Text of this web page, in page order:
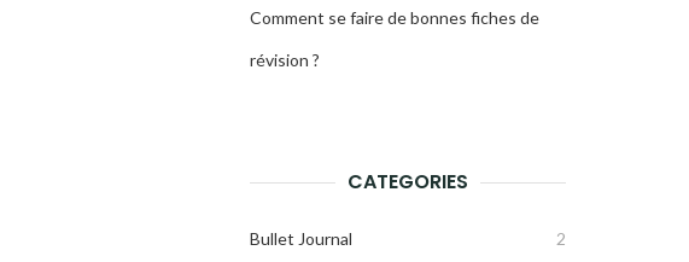
Comment se faire de bonnes fiches de
révision ?
CATEGORIES
Bullet Journal 2